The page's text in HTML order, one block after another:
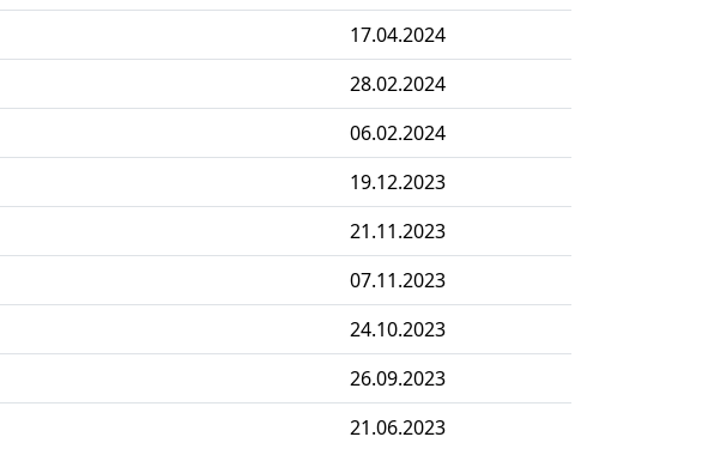
17.04.2024
28.02.2024
06.02.2024
19.12.2023
21.11.2023
07.11.2023
24.10.2023
26.09.2023
21.06.2023